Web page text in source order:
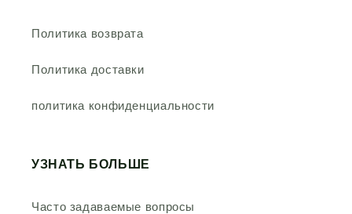
Политика возврата
Политика доставки
политика конфиденциальности
УЗНАТЬ БОЛЬШЕ
Часто задаваемые вопросы